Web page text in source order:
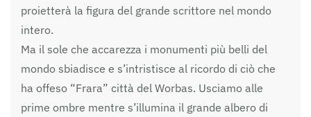
proietterà la figura del grande scrittore nel mondo
intero.
Ma il sole che accarezza i monumenti più belli del
mondo sbiadisce e s’intristisce al ricordo di ciò che
ha offeso “Frara” città del Worbas. Usciamo alle
prime ombre mentre s’illumina il grande albero di